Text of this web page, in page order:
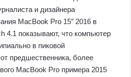
MacBook Pro 15″ 2016 в
4.1 показывают, что компьютер
в пиковой
предшественника, более
MacBook Pro примера 2015